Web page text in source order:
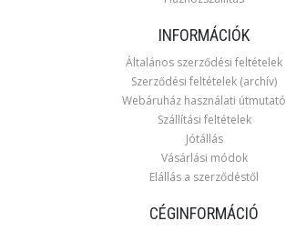
INFORMÁCIÓK
Általános szerződési feltételek
Szerződési feltételek (archív)
Webáruház használati útmutató
Szállítási feltételek
Jótállás
Vásárlási módok
Elállás a szerződéstől
CÉGINFORMÁCIÓ